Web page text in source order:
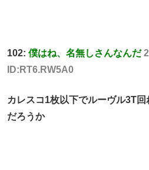
102: 僕はね、名無しさんなんだ
ID:RT6.RW5A0
カレスコ1枚以下でルーヴル3T
だろうか